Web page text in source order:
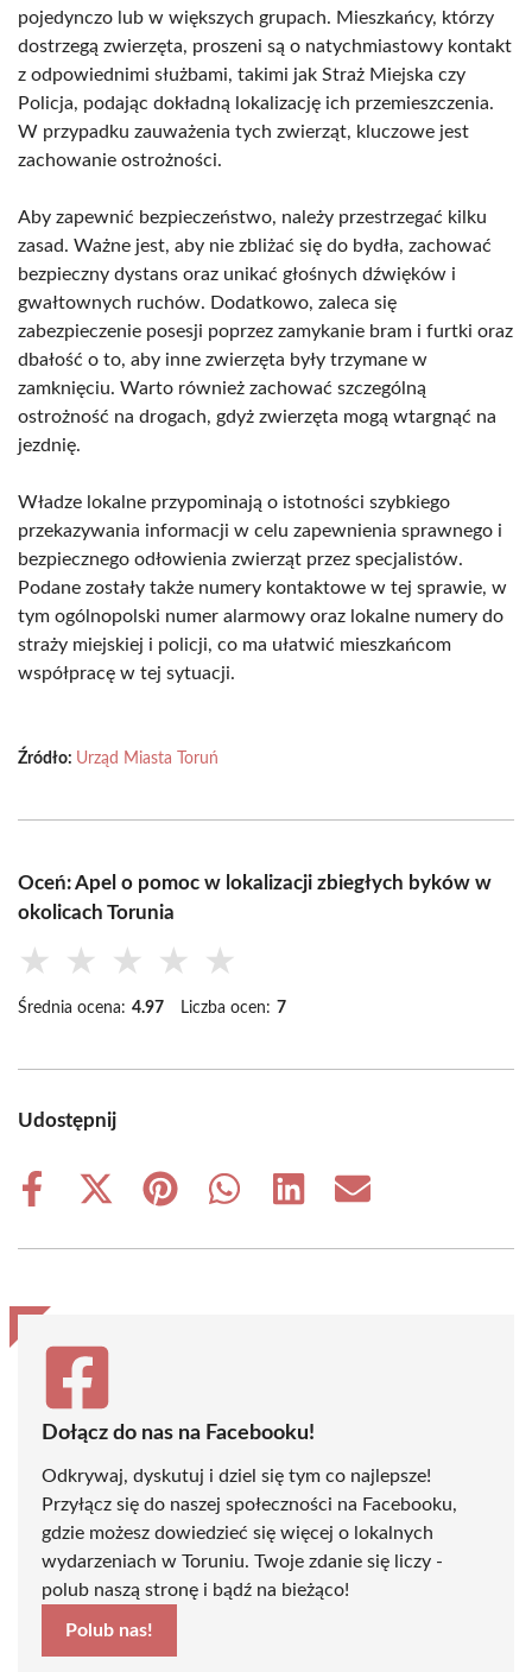
pojedynczo lub w większych grupach. Mieszkańcy, którzy
dostrzegą zwierzęta, proszeni są o natychmiastowy kontakt
z odpowiednimi służbami, takimi jak Straż Miejska czy
Policja, podając dokładną lokalizację ich przemieszczenia.
W przypadku zauważenia tych zwierząt, kluczowe jest
zachowanie ostrożności.
Aby zapewnić bezpieczeństwo, należy przestrzegać kilku
zasad. Ważne jest, aby nie zbliżać się do bydła, zachować
bezpieczny dystans oraz unikać głośnych dźwięków i
gwałtownych ruchów. Dodatkowo, zaleca się
zabezpieczenie posesji poprzez zamykanie bram i furtki oraz
dbałość o to, aby inne zwierzęta były trzymane w
zamknięciu. Warto również zachować szczególną
ostrożność na drogach, gdyż zwierzęta mogą wtargnąć na
jezdnię.
Władze lokalne przypominają o istotności szybkiego
przekazywania informacji w celu zapewnienia sprawnego i
bezpiecznego odłowienia zwierząt przez specjalistów.
Podane zostały także numery kontaktowe w tej sprawie, w
tym ogólnopolski numer alarmowy oraz lokalne numery do
straży miejskiej i policji, co ma ułatwić mieszkańcom
współpracę w tej sytuacji.
Źródło: Urząd Miasta Toruń
Oceń: Apel o pomoc w lokalizacji zbiegłych byków w
okolicach Torunia
★ ★ ★ ★ ★
Średnia ocena: 4.97 Liczba ocen: 7
Udostępnij
Share
Share
(Twitter)
Share
Share
Share
Share
Dołącz do nas na Facebooku!
Odkrywaj, dyskutuj i dziel się tym co najlepsze!
Przyłącz się do naszej społeczności na Facebooku,
gdzie możesz dowiedzieć się więcej o lokalnych
wydarzeniach w Toruniu. Twoje zdanie się liczy -
polub naszą stronę i bądź na bieżąco!
Polub nas!